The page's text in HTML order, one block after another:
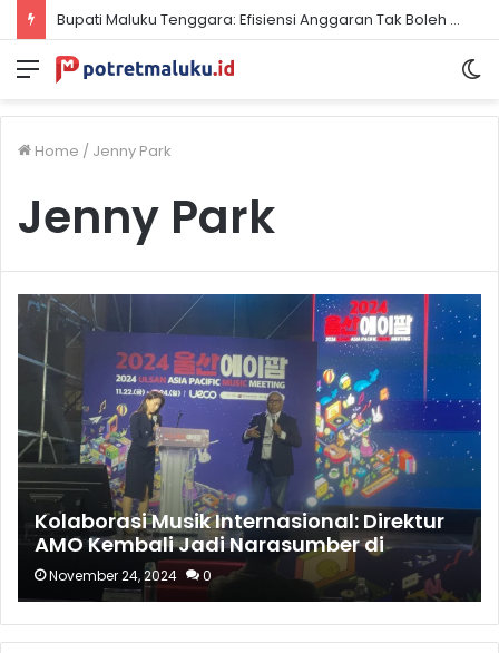
Bupati Maluku Tenggara: Efisiensi Anggaran Tak Boleh Redupkan Semangat Kemerdekaan
Menu
Home / Jenny Park
Jenny Park
Kolaborasi Musik Internasional: Direktur
AMO Kembali Jadi Narasumber di
Festival Ulsan-APaMM 2024
November 24, 2024 0